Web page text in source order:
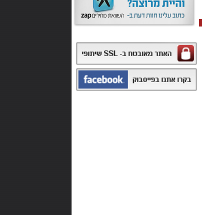
₪99.00
משקה אנרגיה 500 מל MONSTER